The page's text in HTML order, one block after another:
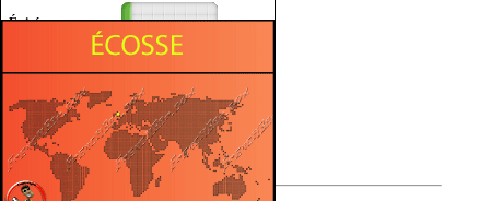
Épicé
Fumé
Tourbé